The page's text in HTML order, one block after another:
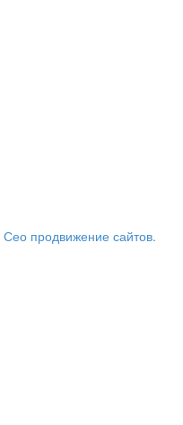
Сео продвижение сайтов.